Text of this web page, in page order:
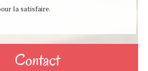
la satisfaire.
Contact